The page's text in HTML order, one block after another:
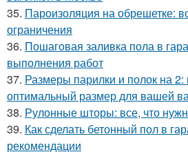
35. Пароизоляция на обрешетке:
ограничения
36. Пошаговая заливка пола в
выполнения работ
37. Размеры парилки и полок на 2:
оптимальный размер для вашей
38. Рулонные шторы: все, что
39. Как сделать бетонный пол в
рекомендации